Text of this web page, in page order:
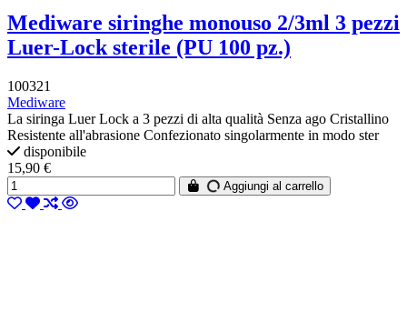
Mediware siringhe monouso 2/3ml 3 pezzi
Luer-Lock sterile (PU 100 pz.)
100321
Mediware
La siringa Luer Lock a 3 pezzi di alta qualità Senza ago Cristallino
Resistente all'abrasione Confezionato singolarmente in modo ster
disponibile
15,90 €
Aggiungi al carrello